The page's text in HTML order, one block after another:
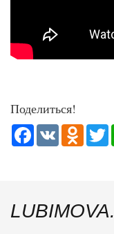
Поделиться!
Facebook
VK